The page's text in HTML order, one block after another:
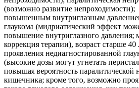
(возможно развитие непроходимости);
повышенным внутриглазным
глаукома (мидриатический эффект
повышение внутриглазного давления;
коррекция терапии), возраст старше 40
проявления недиагностированной
(высокие дозы могут угнетать
повышая вероятность паралитической
кишечника; кроме того, возможно